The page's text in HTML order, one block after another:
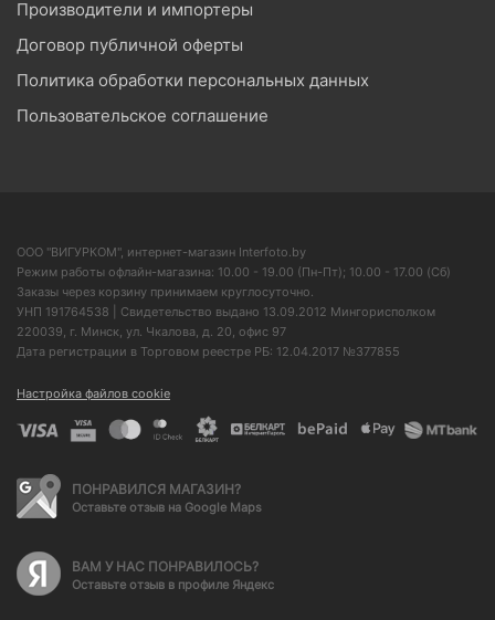
Производители и импортеры
Договор публичной оферты
Политика обработки персональных данных
Пользовательское соглашение
ООО "ВИГУРКОМ", интернет-магазин Interfoto.by
Режим работы офлайн-магазина: 10.00 - 19.00 (Пн-Пт); 10.00 - 17.00 (Сб)
Заказы через корзину принимаем круглосуточно.
УНП 191764538 | Свидетельство выдано 13.09.2012 Мингорисполком
220039, г. Минск, ул. Чкалова, д. 20, офис 97
Дата регистрации в Торговом реестре РБ: 12.04.2017 №377855
Настройка файлов cookie
ПОНРАВИЛСЯ МАГАЗИН?
Оставьте отзыв на Google Maps
ВАМ У НАС ПОНРАВИЛОСЬ?
Оставьте отзыв в профиле Яндекс